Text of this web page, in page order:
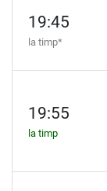
19:45
la timp*
19:55
la timp